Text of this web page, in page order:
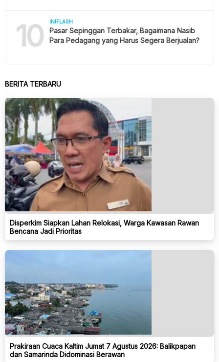
10 INIFLASH
Pasar Sepinggan Terbakar, Bagaimana Nasib
Para Pedagang yang Harus Segera Berjualan?
BERITA TERBARU
Disperkim Siapkan Lahan Relokasi, Warga Kawasan Rawan
Bencana Jadi Prioritas
Prakiraan Cuaca Kaltim Jumat 7 Agustus 2026: Balikpapan
dan Samarinda Didominasi Berawan